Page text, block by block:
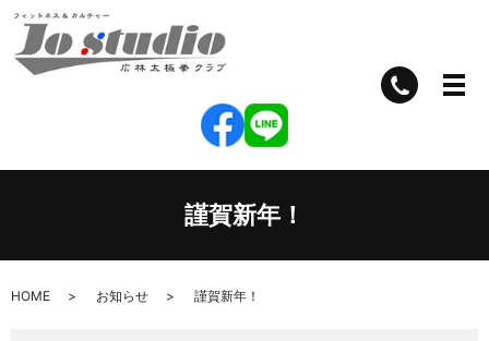
謹賀新年！
HOME お知らせ 謹賀新年！